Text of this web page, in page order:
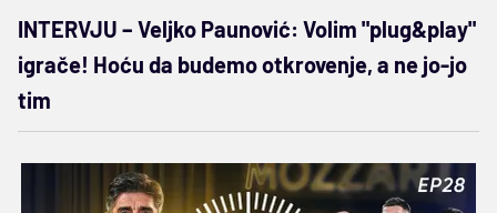
INTERVJU – Veljko Paunović: Volim "plug&play"
igrače! Hoću da budemo otkrovenje, a ne jo-jo
tim